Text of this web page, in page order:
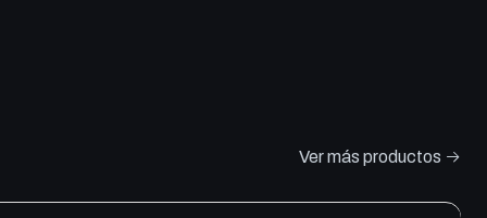
Ver más productos